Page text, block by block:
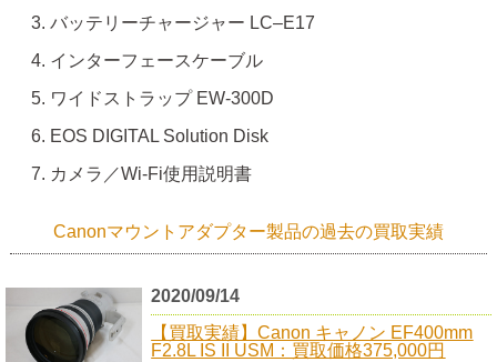
バッテリーチャージャー LC–E17
インターフェースケーブル
ワイドストラップ EW-300D
EOS DIGITAL Solution Disk
カメラ／Wi-Fi使用説明書
Canonマウントアダプター製品の過去の買取実績
2020/09/14
【買取実績】Canon キャノン EF400mm
F2.8L IS II USM：買取価格375,000円